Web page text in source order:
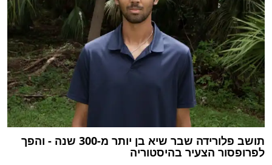
תושב פלורידה שבר שיא בן יותר מ-300 שנה - והפך
לפרופסור הצעיר בהיסטוריה